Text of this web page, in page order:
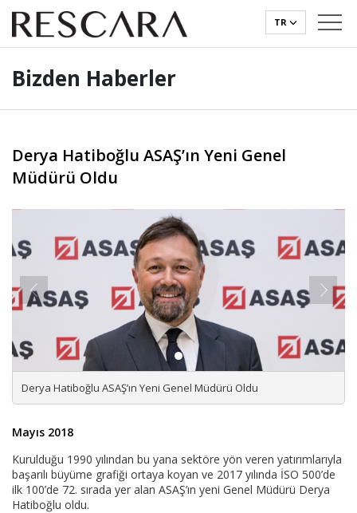
TR
Bizden Haberler
Derya Hatiboğlu ASAŞ’ın Yeni Genel
Müdürü Oldu
Derya Hatiboğlu ASAŞ’ın Yeni Genel Müdürü Oldu
Mayıs 2018
Kurulduğu 1990 yılından bu yana sektöre yön veren yatırımlarıyla
başarılı büyüme grafiği ortaya koyan ve 2017 yılında İSO 500’de
ilk 100’de 72. sırada yer alan ASAŞ’ın yeni Genel Müdürü Derya
Hatiboğlu oldu.